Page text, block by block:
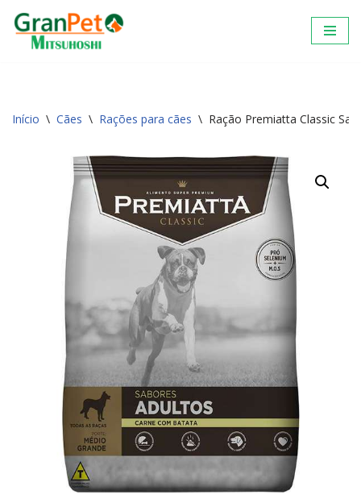
Pular
Início \ Cães \ Rações para cães \ Ração Premiatta Classic